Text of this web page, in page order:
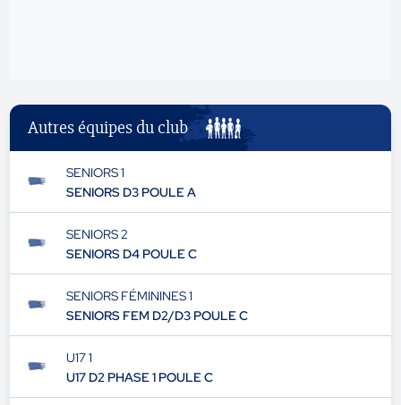
Autres équipes du club
SENIORS 1
SENIORS D3 POULE A
SENIORS 2
SENIORS D4 POULE C
SENIORS FÉMININES 1
SENIORS FEM D2/D3 POULE C
U17 1
U17 D2 PHASE 1 POULE C